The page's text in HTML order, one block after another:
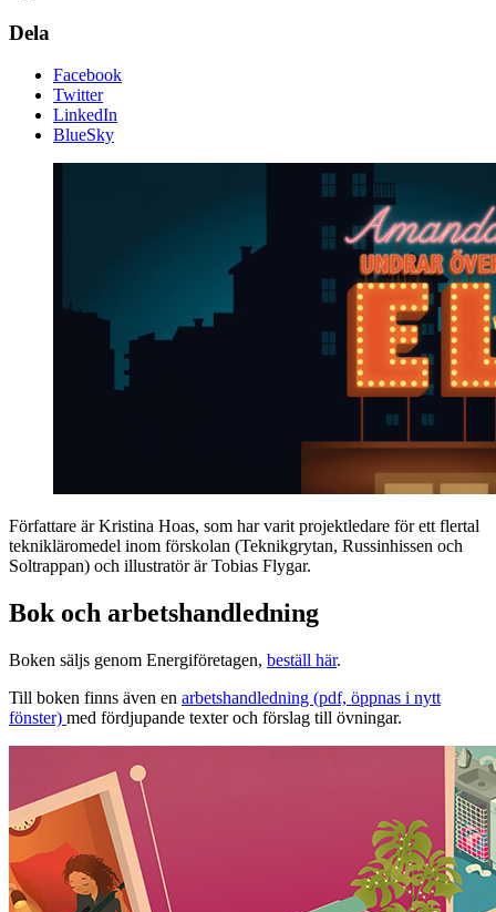
Dela
Facebook
Twitter
LinkedIn
BlueSky
Författare är Kristina Hoas, som har varit projektledare för ett flertal
teknik­läromedel inom förskolan (Teknikgrytan, Russinhissen och
Soltrappan) och illustratör är Tobias Flygar.
Bok och arbetshandledning
Boken säljs genom Energiföretagen, beställ här.
Till boken finns även en arbetshandledning (pdf, öppnas i nytt
fönster) med fördjupande texter och förslag till övningar.